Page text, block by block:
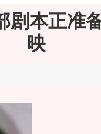
剧本正准
映